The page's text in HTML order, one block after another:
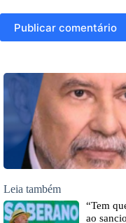
Publicar comentário
Leia também
“Tem
ao